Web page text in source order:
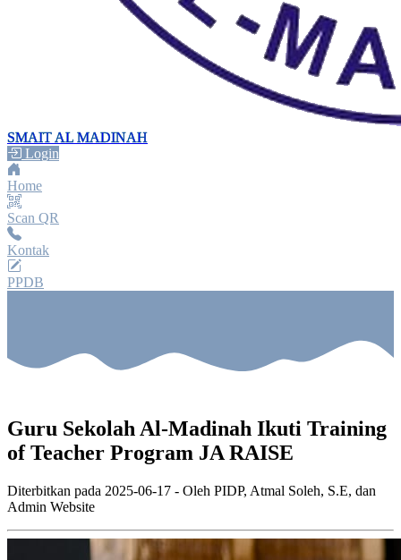
SMAIT AL MADINAH
Login
Home
Scan QR
Kontak
PPDB
Guru Sekolah Al-Madinah Ikuti Training
of Teacher Program JA RAISE
Diterbitkan pada 2025-06-17 - Oleh PIDP, Atmal Soleh, S.E, dan
Admin Website